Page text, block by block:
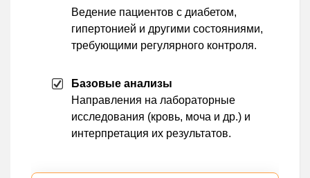
Ведение пациентов с диабетом,
гипертонией и другими состояниями,
требующими регулярного контроля.
Базовые анализы
Направления на лабораторные
исследования (кровь, моча и др.) и
интерпретация их результатов.